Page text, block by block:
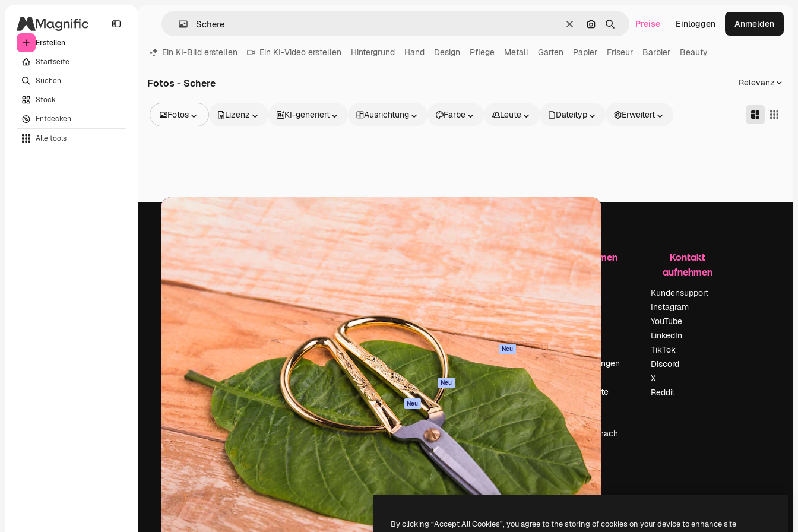
Erstellen
Startseite
Suchen
Stock
Entdecken
Alle tools
LöschenNach Bild suchen
SuchenPreise Einloggen Anmelden
Ein KI-Bild erstellen Ein KI-Video erstellen Hintergrund Hand Design Pflege Metall Garten Papier Friseur Barbier Beauty
Fotos - Schere Relevanz
Fotos
Videos
Filmmaterial
Motion Graphics
Videovorlagen
Icons
3D-Modelle
Schriftarten
Lizenz KI-generiert Ausrichtung Farbe Leute Dateityp Erweitert
Die kreative Plattform, um deine beste
Arbeit zu verwirklichen. Mehr als 1 Million
Abonnenten unter Kreativen, Unternehmen,
Agenturen und Studios.
Deutsch
Produkte
Spaces
KI-Assistent
KI-Bildgenerator
KI-Videogenerator
KI-
Stimmengenerator
Stock-Inhalte
MCP für
Claude/ChatGPT
Neu
Agenten Neu
API
Mobile App
Alle Magnific-Tools
Loslegen
Academy
Dokumentation
Support
AGB
Datenschutzerklärung
Originale Neu
Cookie-Richtlinie
Vertrauenszentrum
Partner
Unternehmen
Unternehmen
Preise
Über uns
Reviews
Karriere
Suchtrends
Blog
Veranstaltungen
Slidesgo
Deine Inhalte
verkaufen
Pressesaal
Suchst du nach
magnific.ai
Kontakt
aufnehmen
Kundensupport
Instagram
YouTube
LinkedIn
TikTok
Discord
X
Reddit
Copyright © 2010- Freepik Company S.L.U. Alle Rechte vorbehalten .
By clicking “Accept All Cookies”, you agree to the storing of cookies on your device to enhance site